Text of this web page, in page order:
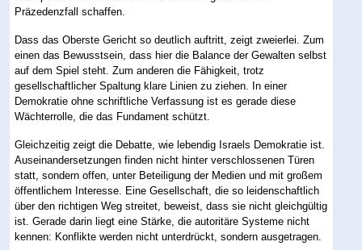
Präzedenzfall schaffen.
Dass das Oberste Gericht so deutlich auftritt, zeigt zweierlei. Zum
einen das Bewusstsein, dass hier die Balance der Gewalten selbst
auf dem Spiel steht. Zum anderen die Fähigkeit, trotz
gesellschaftlicher Spaltung klare Linien zu ziehen. In einer
Demokratie ohne schriftliche Verfassung ist es gerade diese
Wächterrolle, die das Fundament schützt.
Gleichzeitig zeigt die Debatte, wie lebendig Israels Demokratie ist.
Auseinandersetzungen finden nicht hinter verschlossenen Türen
statt, sondern offen, unter Beteiligung der Medien und mit großem
öffentlichem Interesse. Eine Gesellschaft, die so leidenschaftlich
über den richtigen Weg streitet, beweist, dass sie nicht gleichgültig
ist. Gerade darin liegt eine Stärke, die autoritäre Systeme nicht
kennen: Konflikte werden nicht unterdrückt, sondern ausgetragen.